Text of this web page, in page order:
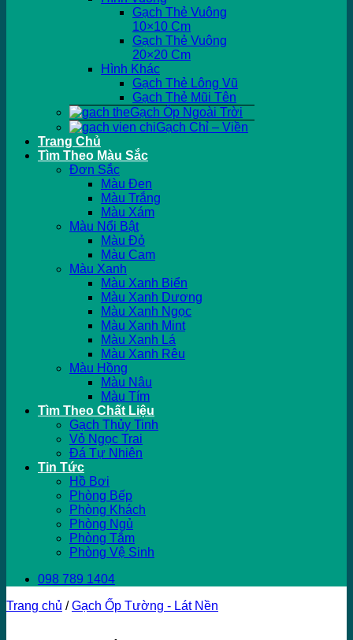
Gạch Thẻ Vuông
10×10 Cm
Gạch Thẻ Vuông
20×20 Cm
Hình Khác
Gạch Thẻ Lông Vũ
Gạch Thẻ Mũi Tên
Gạch Ốp Ngoài Trời
Gạch Chỉ – Viền
Trang Chủ
Tìm Theo Màu Sắc
Đơn Sắc
Màu Đen
Màu Trắng
Màu Xám
Màu Nổi Bật
Màu Đỏ
Màu Cam
Màu Xanh
Màu Xanh Biển
Màu Xanh Dương
Màu Xanh Ngọc
Màu Xanh Mint
Màu Xanh Lá
Màu Xanh Rêu
Màu Hồng
Màu Nâu
Màu Tím
Tìm Theo Chất Liệu
Gạch Thủy Tinh
Vỏ Ngọc Trai
Đá Tự Nhiên
Tin Tức
Hồ Bơi
Phòng Bếp
Phòng Khách
Phòng Ngủ
Phòng Tắm
Phòng Vệ Sinh
098 789 1404
Trang chủ / Gạch Ốp Tường - Lát Nền